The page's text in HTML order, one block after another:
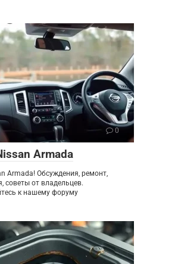
0
Armada
Armada! Обсуждения, ремонт,
советы от владельцев.
к нашему форуму